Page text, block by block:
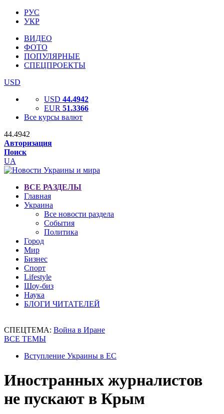
РУС
УКР
ВИДЕО
ФОТО
ПОПУЛЯРНЫЕ
СПЕЦПРОЕКТЫ
USD
USD 44.4942
EUR 51.3366
Все курсы валют
44.4942
Авторизация
Поиск
UA
ВСЕ РАЗДЕЛЫ
Главная
Украина
Все новости раздела
События
Политика
Город
Мир
Бизнес
Спорт
Lifestyle
Шоу-биз
Наука
БЛОГИ ЧИТАТЕЛЕЙ
СПЕЦТЕМА: Война в Иране
ВСЕ ТЕМЫ
Вступление Украины в ЕС
Иностранных журналистов
не пускают в Крым